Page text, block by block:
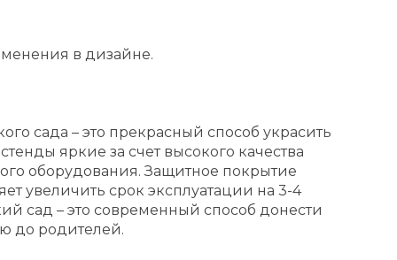
в дизайне.
сада – это прекрасный способ украсить
яркие за счет высокого качества
оборудования. Защитное покрытие
увеличить срок эксплуатации на 3-4
сад – это современный способ донести
до родителей.